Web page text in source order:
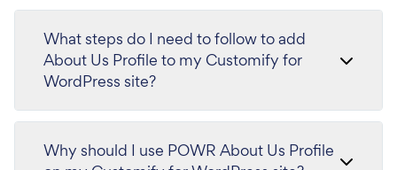
What steps do I need to follow to add
About Us Profile to my Customify for
WordPress site?
Why should I use POWR About Us Profile